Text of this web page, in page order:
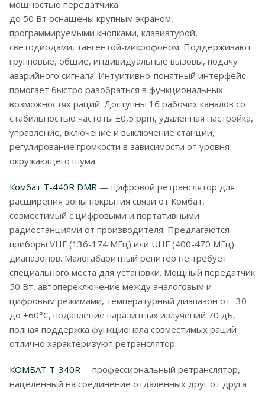
мощностью передатчика
до 50 Вт оснащены крупным экраном,
программируемыми кнопками, клавиатурой,
светодиодами, тангентой-микрофоном. Поддерживают
групповые, общие, индивидуальные вызовы, подачу
аварийного сигнала. Интуитивно-понятный интерфейс
помогает быстро разобраться в функциональных
возможностях раций. Доступны 16 рабочих каналов со
стабильностью частоты ±0,5 ppm, удаленная настройка,
управление, включение и выключение станции,
регулирование громкости в зависимости от уровня
окружающего шума.
Комбат T-440R DMR — цифровой ретранслятор для
расширения зоны покрытия связи от Комбат,
совместимый с цифровыми и портативными
радиостанциями от производителя. Предлагаются
приборы VHF (136-174 МГц) или UHF (400-470 МГц)
диапазонов. Малогабаритный репитер не требует
специального места для установки. Мощный передатчик
50 Вт, автопереключение между аналоговым и
цифровым режимами, температурный диапазон от -30
до +60°С, подавление паразитных излучений 70 дБ,
полная поддержка функционала совместимых раций
отлично характеризуют ретранслятор.
КОМБАТ Т-340R— профессиональный ретранслятор,
нацеленный на соединение отдаленных друг от друга